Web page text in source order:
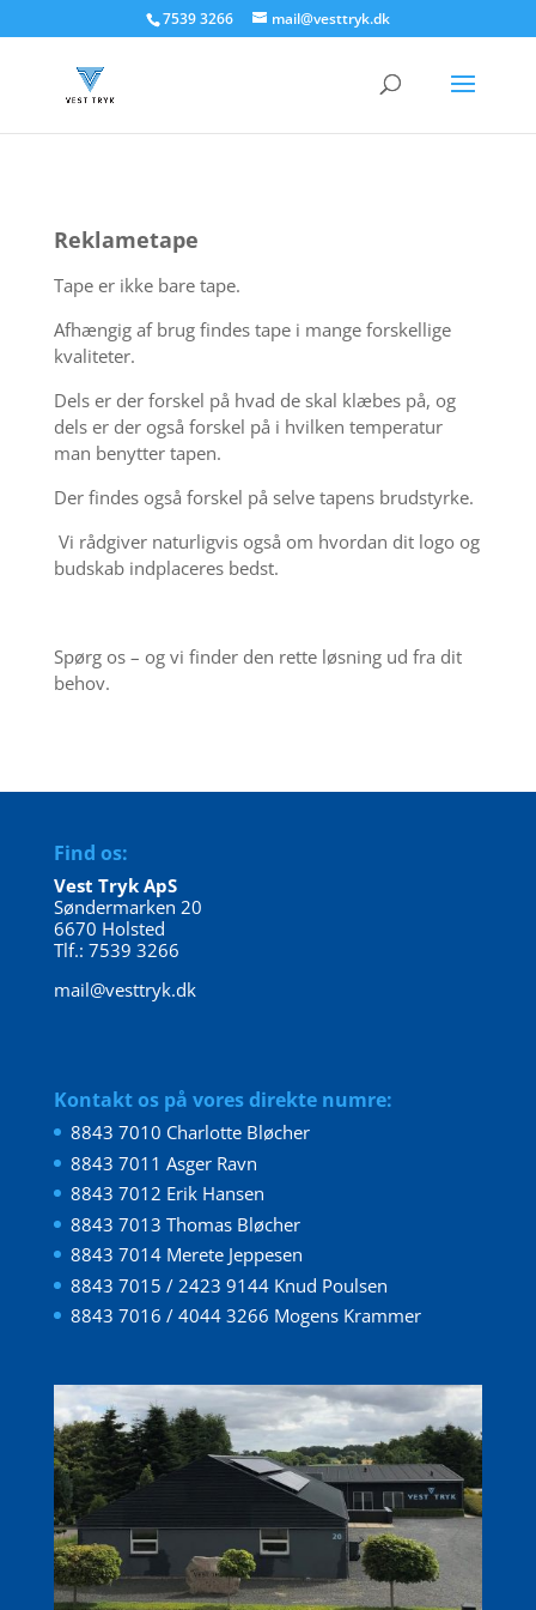
7539 3266 mail@vesttryk.dk
Reklametape
Tape er ikke bare tape.
Afhængig af brug findes tape i mange forskellige
kvaliteter.
Dels er der forskel på hvad de skal klæbes på, og
dels er der også forskel på i hvilken temperatur
man benytter tapen.
Der findes også forskel på selve tapens brudstyrke.
Vi rådgiver naturligvis også om hvordan dit logo og
budskab indplaceres bedst.
Spørg os – og vi finder den rette løsning ud fra dit
behov.
Find os:
Vest Tryk ApS
Søndermarken 20
6670 Holsted
Tlf.: 7539 3266
mail@vesttryk.dk
Kontakt os på vores direkte numre:
8843 7010 Charlotte Bløcher
8843 7011 Asger Ravn
8843 7012 Erik Hansen
8843 7013 Thomas Bløcher
8843 7014 Merete Jeppesen
8843 7015 / 2423 9144 Knud Poulsen
8843 7016 / 4044 3266 Mogens Krammer